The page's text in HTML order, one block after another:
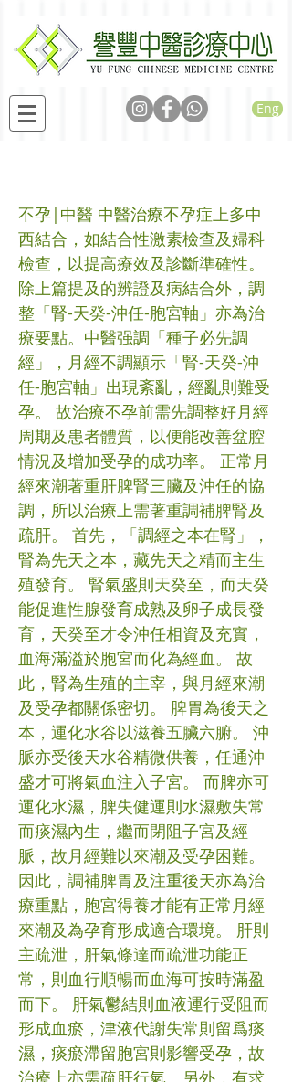
Eng
不孕|中醫 中醫治療不孕症上多中
西結合，如結合性激素檢查及婦科
檢查，以提高療效及診斷準確性。
除上篇提及的辨證及病結合外，調
整「腎-天癸-沖任-胞宮軸」亦為治
療要點。中醫强調「種子必先調
經」，月經不調顯示「腎-天癸-沖
任-胞宮軸」出現紊亂，經亂則難受
孕。 故治療不孕前需先調整好月經
周期及患者體質，以便能改善盆腔
情況及增加受孕的成功率。 正常月
經來潮著重肝脾腎三臟及沖任的協
調，所以治療上需著重調補脾腎及
疏肝。 首先，「調經之本在腎」，
腎為先天之本，藏先天之精而主生
殖發育。 腎氣盛則天癸至，而天癸
能促進性腺發育成熟及卵子成長發
育，天癸至才令沖任相資及充實，
血海滿溢於胞宮而化為經血。 故
此，腎為生殖的主宰，與月經來潮
及受孕都關係密切。 脾胃為後天之
本，運化水谷以滋養五臟六腑。 沖
脈亦受後天水谷精微供養，任通沖
盛才可將氣血注入子宮。 而脾亦可
運化水濕，脾失健運則水濕敷失常
而痰濕內生，繼而閉阻子宮及經
脈，故月經難以來潮及受孕困難。
因此，調補脾胃及注重後天亦為治
療重點，胞宮得養才能有正常月經
來潮及為孕育形成適合環境。 肝則
主疏泄，肝氣條達而疏泄功能正
常，則血行順暢而血海可按時滿盈
而下。 肝氣鬱結則血液運行受阻而
形成血瘀，津液代謝失常則留爲痰
濕，痰瘀滯留胞宮則影響受孕，故
治療上亦需疏肝行氣。另外，有求